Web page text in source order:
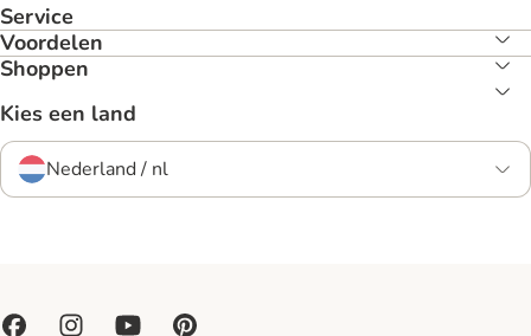
Service
Voordelen
Shoppen
Kies een land
Nederland / nl